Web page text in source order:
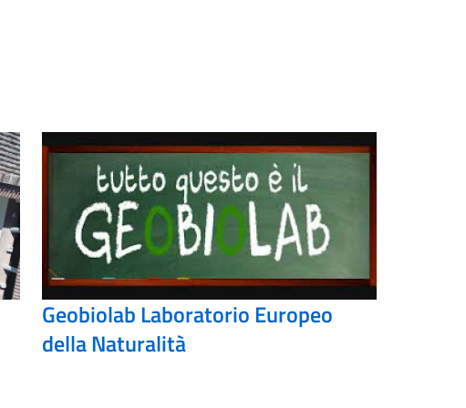
Geobiolab Laboratorio Europeo
della Naturalità